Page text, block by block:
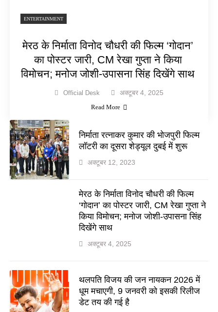
ENTERTAINMENT
मेरठ के निर्माता विनोद चौधरी की फिल्म ‘गोदान’
का पोस्टर जारी, CM रेखा गुप्ता ने किया
विमोचन; मनोज जोशी-उपासना सिंह दिखेंगे साथ
Official Desk अक्टूबर 4, 2025
Read More
निर्माता रत्नाकर कुमार की भोजपुरी फिल्म
लॉटरी का दूसरा शेड्यूल दुबई में शुरू
अक्टूबर 12, 2023
मेरठ के निर्माता विनोद चौधरी की फिल्म
‘गोदान’ का पोस्टर जारी, CM रेखा गुप्ता ने
किया विमोचन; मनोज जोशी-उपासना सिंह
दिखेंगे साथ
अक्टूबर 4, 2025
थलपति विजय की जन नायकन 2026 में
धूम मचाएगी, 9 जनवरी को इसकी रिलीज
डेट तय की गई है